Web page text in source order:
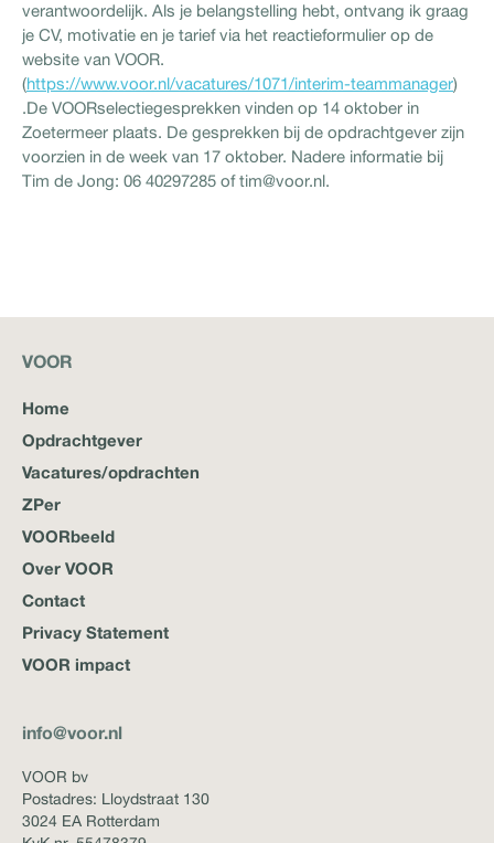
verantwoordelijk. Als je belangstelling hebt, ontvang ik graag
je CV, motivatie en je tarief via het reactieformulier op de
website van VOOR.
(https://www.voor.nl/vacatures/1071/interim-teammanager)
.De VOORselectiegesprekken vinden op 14 oktober in
Zoetermeer plaats. De gesprekken bij de opdrachtgever zijn
voorzien in de week van 17 oktober. Nadere informatie bij
Tim de Jong: 06 40297285 of tim@voor.nl.
VOOR
Home
Opdrachtgever
Vacatures/opdrachten
ZPer
VOORbeeld
Over VOOR
Contact
Privacy Statement
VOOR impact
info@voor.nl
VOOR bv
Postadres: Lloydstraat 130
3024 EA Rotterdam